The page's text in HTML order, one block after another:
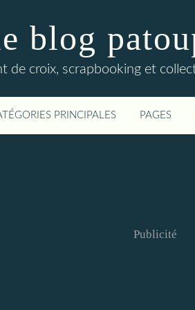
blog
de croix, scrapbooking et
PRINCIPALES PAGES
Publicité